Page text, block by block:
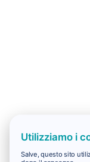
Utilizziamo i
Salve, questo sito